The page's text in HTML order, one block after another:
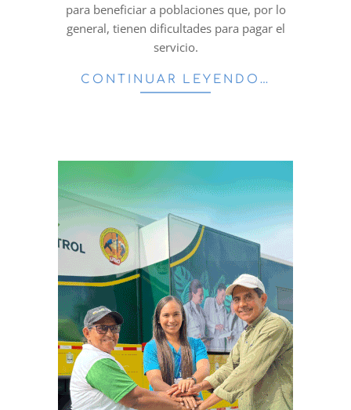
para beneficiar a poblaciones que, por lo
general, tienen dificultades para pagar el
servicio.
CONTINUAR LEYENDO…